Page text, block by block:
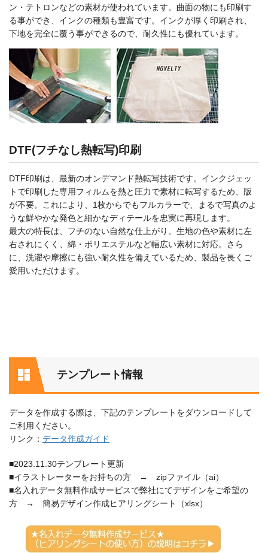
ン・テトロンなどの素材が使われています。曲面の物にも印刷す
る事ができ、インクの種類も豊富です。インクが厚く印刷され、
下地を完全に覆う事ができるので、耐久性にも優れています。
DTF(フチなし熱転写)印刷
DTF印刷は、最新のオンデマンド熱転写技術です。インクジェッ
トで印刷した専用フィルムを熱と圧力で素材に転写するため、版
が不要。これにより、1枚からでもフルカラーで、まるで写真のよ
うな鮮やかな発色と細かなディテールを忠実に再現します。
最大の特長は、フチのない自然な仕上がり。生地の色や素材に左
右されにくく、綿・ポリエステルなど幅広い素材に対応。さら
に、洗濯や摩擦にも強い耐久性を備えているため、製品を長くご
愛用いただけます。
テンプレート情報
データを作成する際は、下記のテンプレートをダウンロードして
ご利用ください。
リンク： データ作成ガイド
■2023.11.30テンプレート更新
■イラストレーターをお持ちの方 → zipファイル（ai）
■名入れデータ無料作成サービスで弊社にてデザインをご希望の
方 → 簡易デザイン作成ヒアリングシート（xlsx）